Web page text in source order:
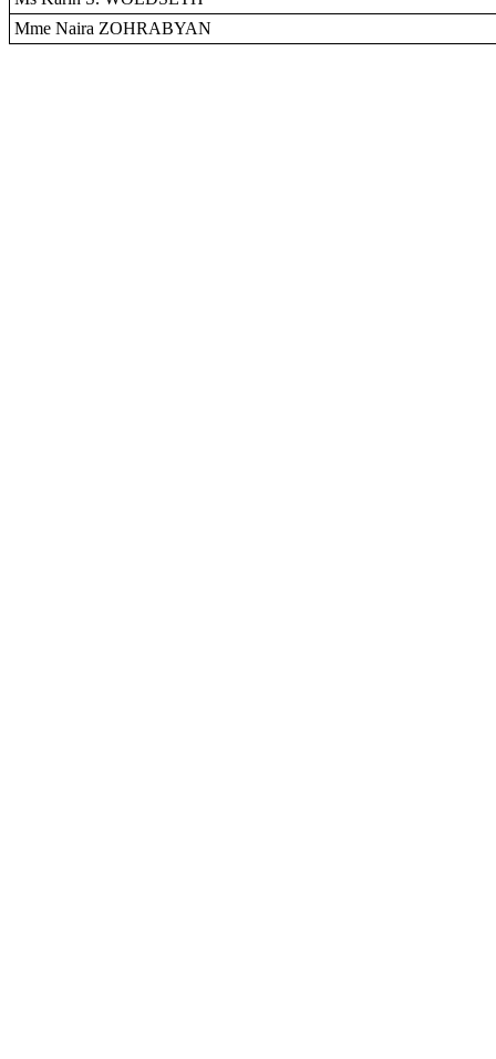
Mme Naira ZOHRABYAN